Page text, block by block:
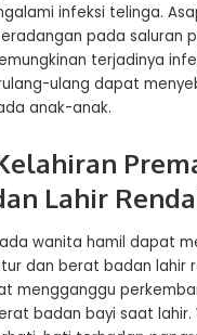
infeksi telinga.
pada saluran
terjadinya
ulang dapat
anak-anak.
Lahir
wanita hamil dapat
dan berat badan lahir
mengganggu
badan bayi saat lahir.